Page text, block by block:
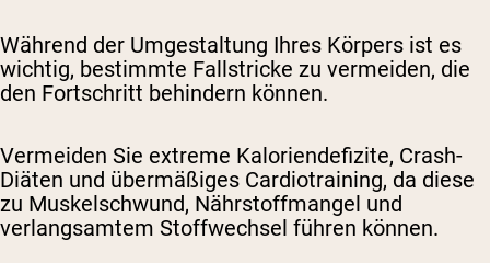
Während der Umgestaltung Ihres Körpers ist es
wichtig, bestimmte Fallstricke zu vermeiden, die
den Fortschritt behindern können.
Vermeiden Sie extreme Kaloriendefizite, Crash-
Diäten und übermäßiges Cardiotraining, da diese
zu Muskelschwund, Nährstoffmangel und
verlangsamtem Stoffwechsel führen können.